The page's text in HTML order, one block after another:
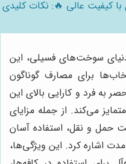
کیفیت عالی 🔥: نکات کلیدی
سوخت‌های فسیلی، این
برای مصارف گوناگون
فرد و کارایی بالای این
می‌کند. از جمله مزایای
حمل و نقل، استفاده آسان
اشاره کرد. این ویژگی‌ها،